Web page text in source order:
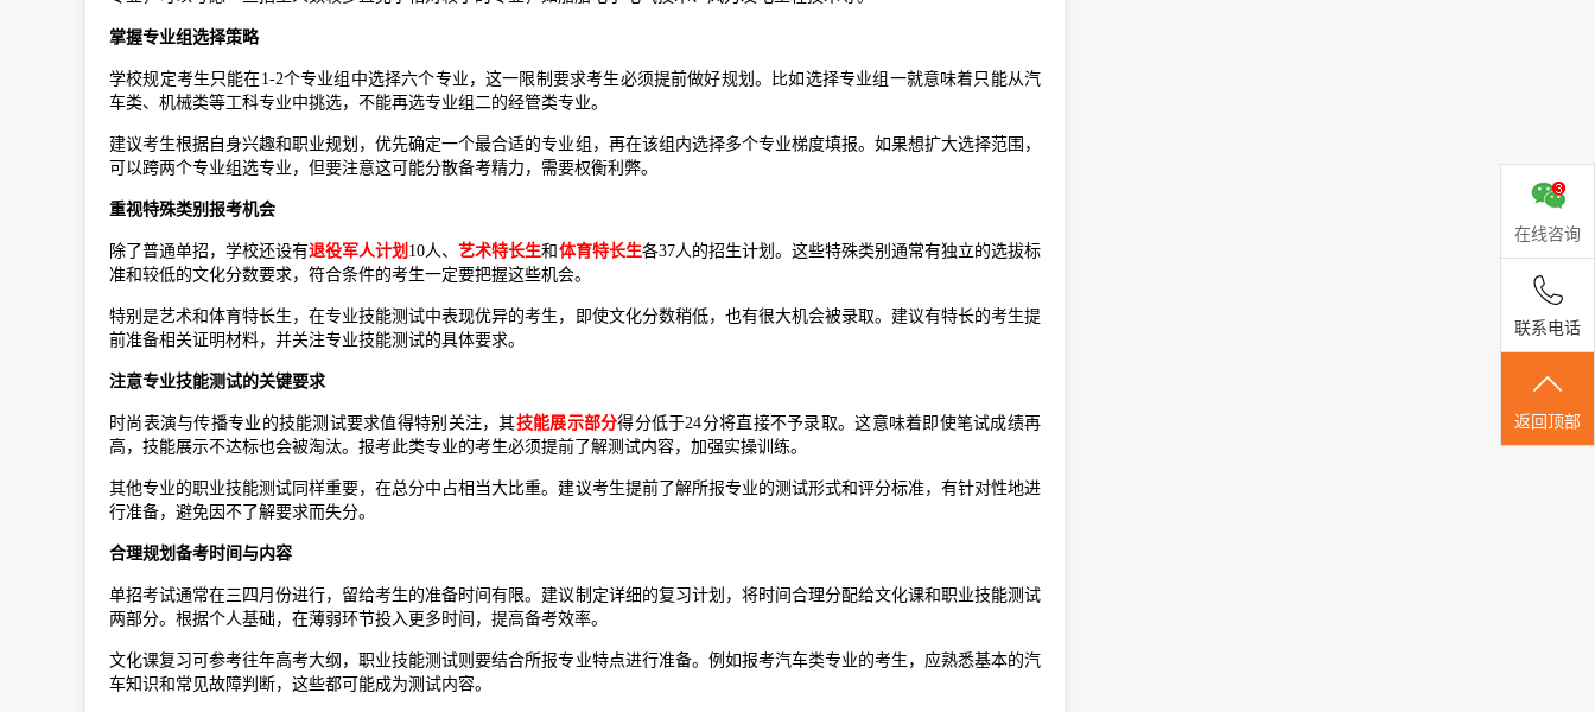
掌握专业组选择策略
学校规定考生只能在1-2个专业组中选择六个专业，这一限制要求考生必须提前做好规划。比如选择专业组一就意味着只能从汽
车类、机械类等工科专业中挑选，不能再选专业组二的经管类专业。
建议考生根据自身兴趣和职业规划，优先确定一个最合适的专业组，再在该组内选择多个专业梯度填报。如果想扩大选择范围，
可以跨两个专业组选专业，但要注意这可能分散备考精力，需要权衡利弊。
重视特殊类别报考机会
除了普通单招，学校还设有退役军人计划 10人、艺术特长生和 体育特长生各37人的招生计划。这些特殊类别通常有独立的选拔标
准和较低的文化分数要求，符合条件的考生一定要把握这些机会。
特别是艺术和体育特长生，在专业技能测试中表现优异的考生，即使文化分数稍低，也有很大机会被录取。建议有特长的考生提
前准备相关证明材料，并关注专业技能测试的具体要求。
注意专业技能测试的关键要求
时尚表演与传播专业的技能测试要求值得特别关注，其技能展示部分得分低于24分将直接不予录取。这意味着即使笔试成绩再
高，技能展示不达标也会被淘汰。报考此类专业的考生必须提前了解测试内容，加强实操训练。
其他专业的职业技能测试同样重要，在总分中占相当大比重。建议考生提前了解所报专业的测试形式和评分标准，有针对性地进
行准备，避免因不了解要求而失分。
合理规划备考时间与内容
单招考试通常在三四月份进行，留给考生的准备时间有限。建议制定详细的复习计划，将时间合理分配给文化课和职业技能测试
两部分。根据个人基础，在薄弱环节投入更多时间，提高备考效率。
文化课复习可参考往年高考大纲，职业技能测试则要结合所报专业特点进行准备。例如报考汽车类专业的考生，应熟悉基本的汽
车知识和常见故障判断，这些都可能成为测试内容。
在线咨询
联系电话
返回顶部